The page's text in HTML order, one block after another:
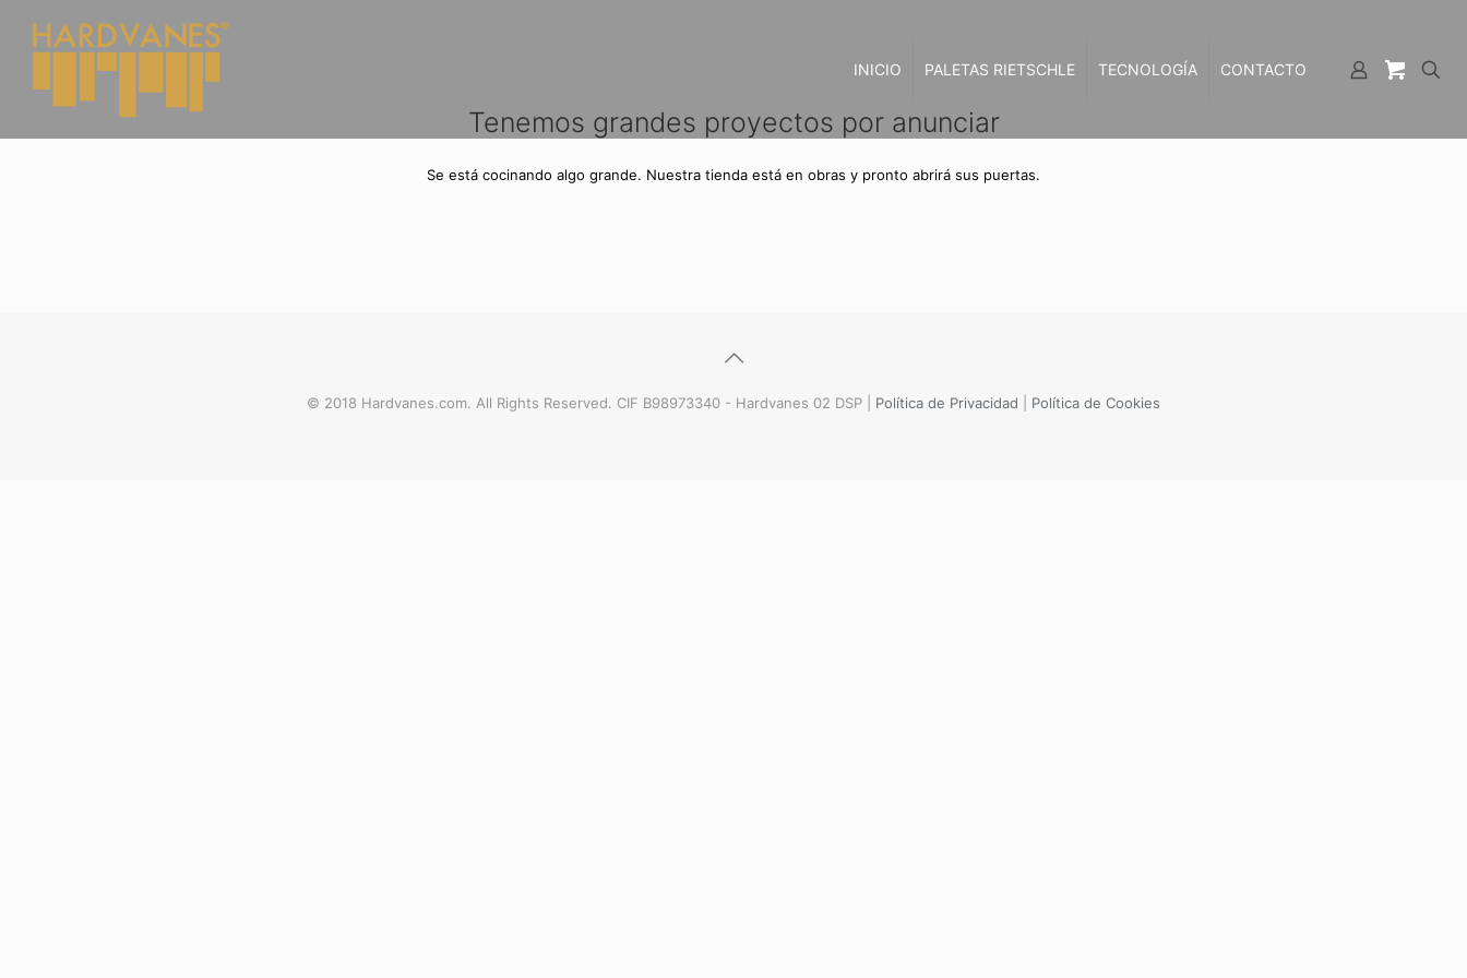
INICIO PALETAS RIETSCHLE TECNOLOGÍA CONTACTO
Tenemos grandes proyectos por anunciar
Se está cocinando algo grande. Nuestra tienda está en obras y pronto abrirá sus puertas.
© 2018 Hardvanes.com. All Rights Reserved. CIF B98973340 - Hardvanes 02 DSP | Política de Privacidad Política de Cookies